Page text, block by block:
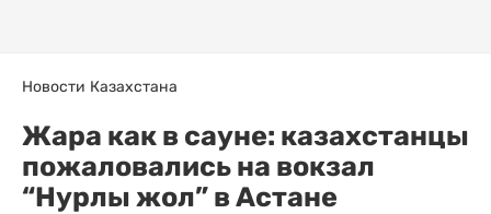
Новости Казахстана
Жара как в сауне: казахстанцы
пожаловались на вокзал
“Нурлы жол” в Астане